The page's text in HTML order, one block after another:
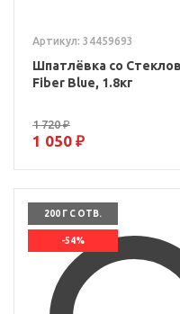
Артикул: 34459693
Шпатлёвка со
Fiber Blue, 1.8кг
1 720 ₽
1 050 ₽
200 Г С ОТВ.
-54%